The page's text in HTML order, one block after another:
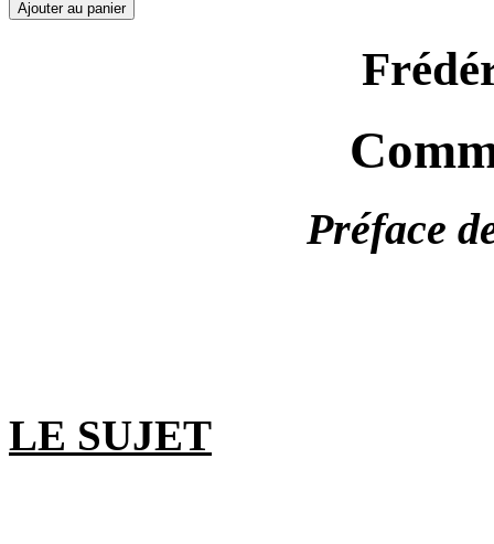
Préface
LE SUJET